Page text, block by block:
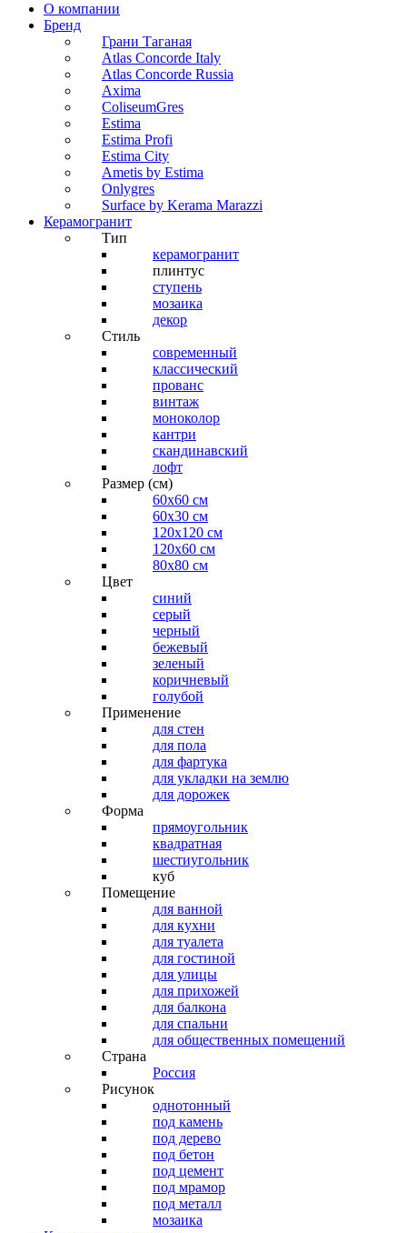
О компании
Бренд
Грани Таганая
Atlas Concorde Italy
Atlas Concorde Russia
Axima
ColiseumGres
Estima
Estima Profi
Estima City
Ametis by Estima
Onlygres
Surface by Kerama Marazzi
Керамогранит
Тип
керамогранит
плинтус
ступень
мозаика
декор
Стиль
современный
классический
прованс
винтаж
моноколор
кантри
скандинавский
лофт
Размер (см)
60х60 см
60x30 см
120x120 см
120x60 см
80x80 см
Цвет
синий
серый
черный
бежевый
зеленый
коричневый
голубой
Применение
для стен
для пола
для фартука
для укладки на землю
для дорожек
Форма
прямоугольник
квадратная
шестиугольник
куб
Помещение
для ванной
для кухни
для туалета
для гостиной
для улицы
для прихожей
для балкона
для спальни
для общественных помещений
Страна
Россия
Рисунок
однотонный
под камень
под дерево
под бетон
под цемент
под мрамор
под металл
мозаика